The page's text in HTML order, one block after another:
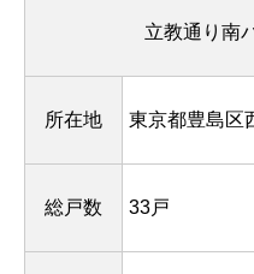
立教通り南
所在地 東京都豊島区
総戸数 33戸